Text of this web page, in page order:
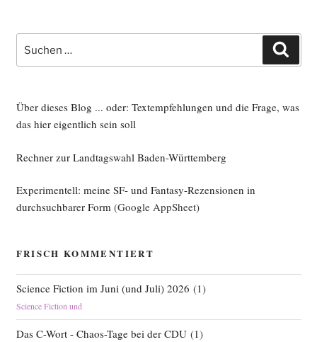
nach:
Über dieses Blog ... oder: Textempfehlungen und die Frage, was
das hier eigentlich sein soll
Rechner zur Landtagswahl Baden-Württemberg
Experimentell: meine SF- und Fantasy-Rezensionen in
durchsuchbarer Form(Google AppSheet)
FRISCH KOMMENTIERT
Science Fiction im Juni (und Juli) 2026 (1)
Science Fiction und
Das C-Wort - Chaos-Tage bei der CDU(1)